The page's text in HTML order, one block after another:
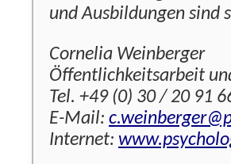
und Ausbildungen sind
Cornelia Weinberger
Öffentlichkeitsarbeit
Tel. +49 (0) 30 / 20 91
E-Mail:
Internet: